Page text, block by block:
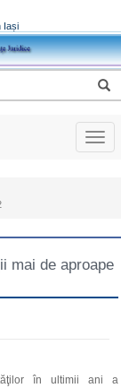
Iași
mai de aproape
în ultimii ani a